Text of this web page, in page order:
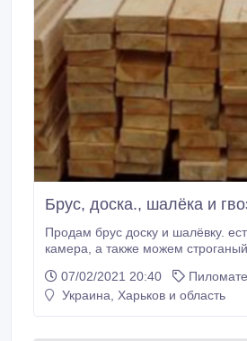
Брус, доска., шалёка и
Продам брус доску и шалёвку.
камера, а также можем строганый брус изготовить в
07/02/2021 20:40
Украина, Харьков и область